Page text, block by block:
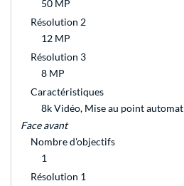
50 MP
Résolution 2
12 MP
Résolution 3
8 MP
Caractéristiques
8k Vidéo, Mise au point
Face avant
Nombre d'objectifs
1
Résolution 1